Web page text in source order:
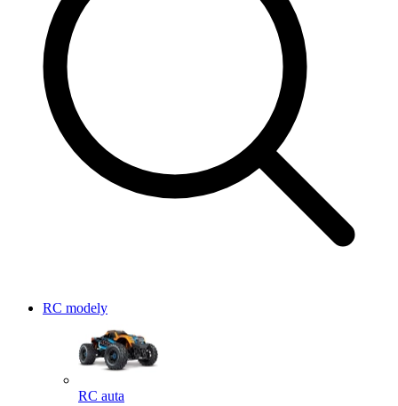
RC modely
RC auta